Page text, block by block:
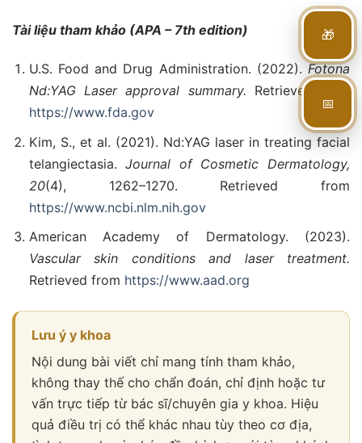
Tài liệu tham khảo (APA – 7th edition)
U.S. Food and Drug Administration. (2022). Fotona
Nd:YAG Laser approval summary. Retrieved from
https://www.fda.gov
Kim, S., et al. (2021). Nd:YAG laser in treating facial
telangiectasia.Journal of Cosmetic Dermatology,
20(4), 1262–1270. Retrieved from
https://www.ncbi.nlm.nih.gov
American Academy of Dermatology. (2023).
Vascular skin conditions and laser treatment.
Retrieved from https://www.aad.org
Lưu ý y khoa
Nội dung bài viết chỉ mang tính tham khảo,
không thay thế cho chẩn đoán, chỉ định hoặc tư
vấn trực tiếp từ bác sĩ/chuyên gia y khoa. Hiệu
quả điều trị có thể khác nhau tùy theo cơ địa,
🎁
📅